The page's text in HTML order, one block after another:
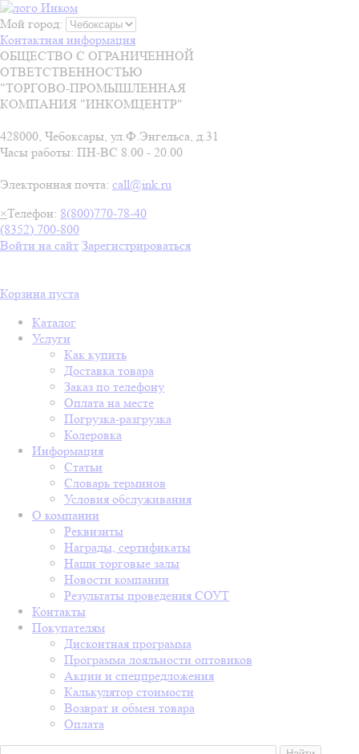
Мой город:
Контактная информация
ОБЩЕСТВО С ОГРАНИЧЕННОЙ
ОТВЕТСТВЕННОСТЬЮ
"ТОРГОВО-ПРОМЫШЛЕННАЯ
КОМПАНИЯ "ИНКОМЦЕНТР"
428000, Чебоксары, ул.Ф.Энгельса, д.31
Часы работы: ПН-ВС 8.00 - 20.00
Электронная почта: call@ink.ru
×Телефон: 8(800)770-78-40
(8352) 700-800
Войти на сайт Зарегистрироваться
Корзина пуста
Каталог
Услуги
Как купить
Доставка товара
Заказ по телефону
Оплата на месте
Погрузка-разгрузка
Колеровка
Информация
Статьи
Словарь терминов
Условия обслуживания
О компании
Реквизиты
Награды, сертификаты
Наши торговые залы
Новости компании
Результаты проведения СОУТ
Контакты
Покупателям
Дисконтная программа
Программа лояльности оптовиков
Акции и спецпредложения
Калькулятор стоимости
Возврат и обмен товара
Оплата